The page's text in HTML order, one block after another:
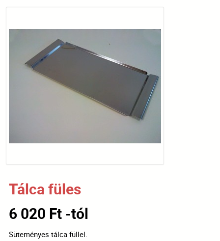
Tálca füles
6 020 Ft -tól
Süteményes tálca füllel.